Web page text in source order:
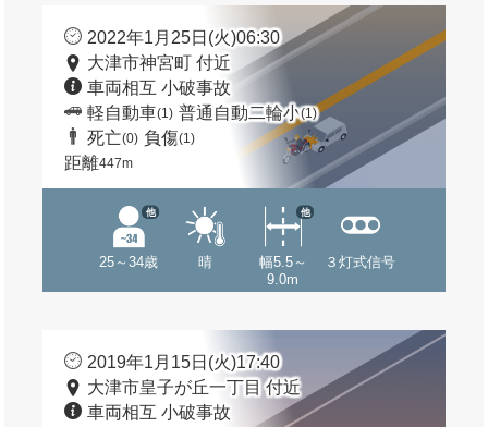
2022年1月25日(火)06:30
大津市神宮町 付近
車両相互 小破事故
軽自動車(1) 普通自動二輪小(1)
死亡(0) 負傷(1)
距離447m
25～34歳
他
晴
幅5.5～
9.0m
他
３灯式信号
2019年1月15日(火)17:40
大津市皇子が丘一丁目 付近
車両相互 小破事故